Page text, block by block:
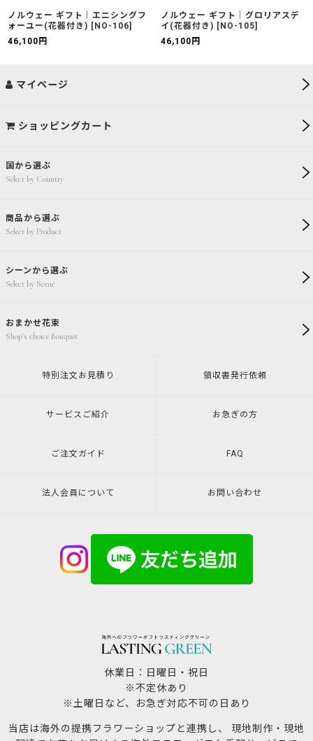
ノルウェー ギフト｜エニシングフ
ォーユー(花器付き) [ NO-106]
46,100 円
ノルウェー ギフト｜グロリアスデ
イ(花器付き) [ NO-105]
46,100 円
国から選ぶ
Select by Country
商品から選ぶ
Select by Product
シーンから選ぶ
Select by Scene
おまかせ花束
Shop's choice Bouquet
マイページ
ショッピングカート
特別注文 お見積り 領収書発行依頼
サービスご紹介 お急ぎの方
ご注文ガイド FAQ
法人会員について お問い合わせ
休業日：日曜日・祝日
※不定休あり
※土曜日など、お急ぎ対応不可の日あり
当店は海外の提携フラワーショップと連携し、 現地制作・現地